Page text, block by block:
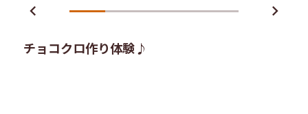
チョコクロ作り体験♪
keyboard_arrow_left keyboard_arrow_right